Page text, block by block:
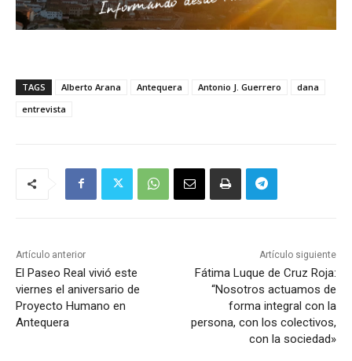
TAGS Alberto Arana Antequera Antonio J. Guerrero
dana
entrevista
Artículo anterior
El Paseo Real vivió este
viernes el aniversario de
Proyecto Humano en
Antequera
Artículo siguiente
Fátima Luque de Cruz Roja:
“Nosotros actuamos de
forma integral con la
persona, con los colectivos,
con la sociedad»